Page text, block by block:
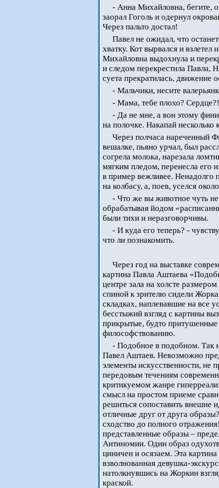
- Анна Михайловна, бегите,
заорал Гоголь и одернул
Через пальто достал!
Павел не ожидал, что
хватку. Кот вырвался и взлетел
Михайловна выдохнула и
и следом перекрестила Павла,
суета прекратилась, движение
- Мальчики, несите
- Мама, тебе плохо? Сердце?!
- Да не мне, а вон этому
на полочке. Накапай несколько
Через полчаса нареченный
вешалке, пьяно урчал, был
согрела молока, нарезала
мягким пледом, перенесла его
в пример вежливее. Ненадолго
на колбасу, а, поев, уселся
- Что же вы животное чуть
обрабатывая йодом
были тихи и неразговорчивы.
- И куда его теперь? -
что ли познакомить.
Через год на выставке
картина Павла Аштаева
центре зала на холсте
спиной к зрителю сидели
складках, наплевавшие на все
бесстыжий взгляд с картины
прикрытые, будто притушенные
философствованию.
- Подобное в подобном. Так
Павел Аштаев. Невозможно
элементы искусственности, не
передовым течениям
критикуемом жанре
смысл на простом приеме
решиться сопоставить внешне
отличные друг от друга
сходство до полного
представленные образы –
Антиномии. Один образ
циничен и осязаем. Эта
взволнованная девушка-
натолкнувшись на Жоркин
краской.